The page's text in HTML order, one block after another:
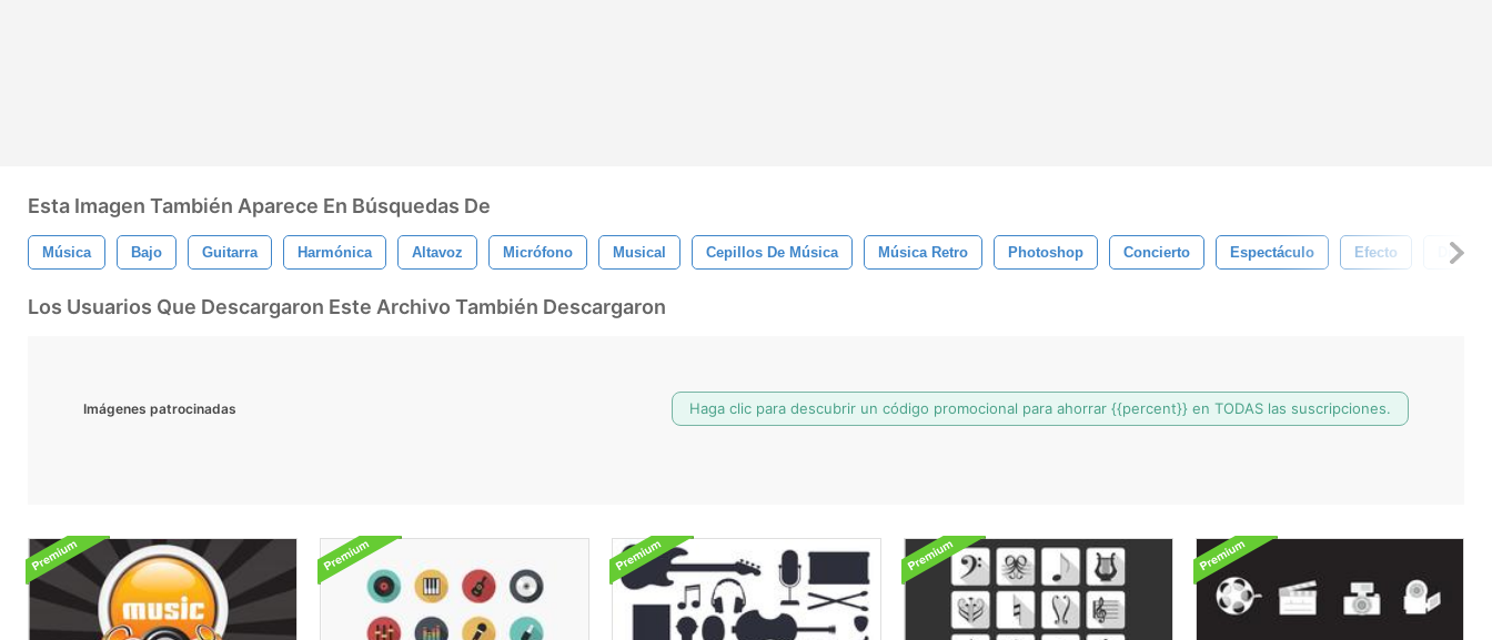
Esta Imagen También Aparece En Búsquedas De
Música Bajo Guitarra Harmónica Altavoz Micrófono Musical Cepillos De Música Música Retro Photoshop Concierto Espectáculo Efecto
Los Usuarios Que Descargaron Este Archivo También Descargaron
Imágenes patrocinadas Haga clic para descubrir un código promocional para ahorrar {{percent}} en TODAS las suscripciones.